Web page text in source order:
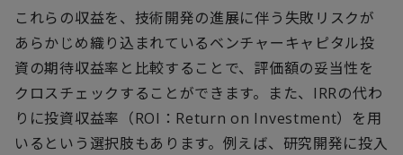
これらの収益を、技術開発の進展に伴う失敗リスクが
あらかじめ織り込まれているベンチャーキャピタル投
資の期待収益率と比較することで、評価額の妥当性を
クロスチェックすることができます。また、IRRの代わ
りに投資収益率（ROI：Return on Investment）を用
いるという選択肢もあります。例えば、研究開発に投入